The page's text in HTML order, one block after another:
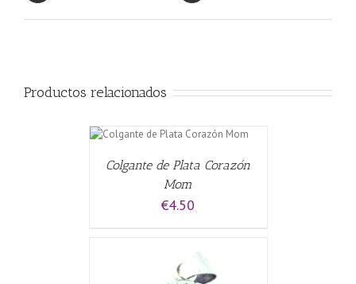
Productos relacionados
Colgante de Plata Corazón
Mom
€4.50